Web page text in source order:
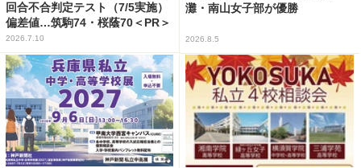
回合不合判定テスト（7/5実施）
偏差値…筑駒74・桜蔭70＜PR＞
2026.7.10
灘・南山女子部が優勝
2026.8.5